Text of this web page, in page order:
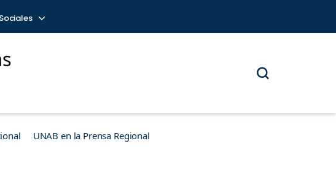
UNAB en la Prensa Regional